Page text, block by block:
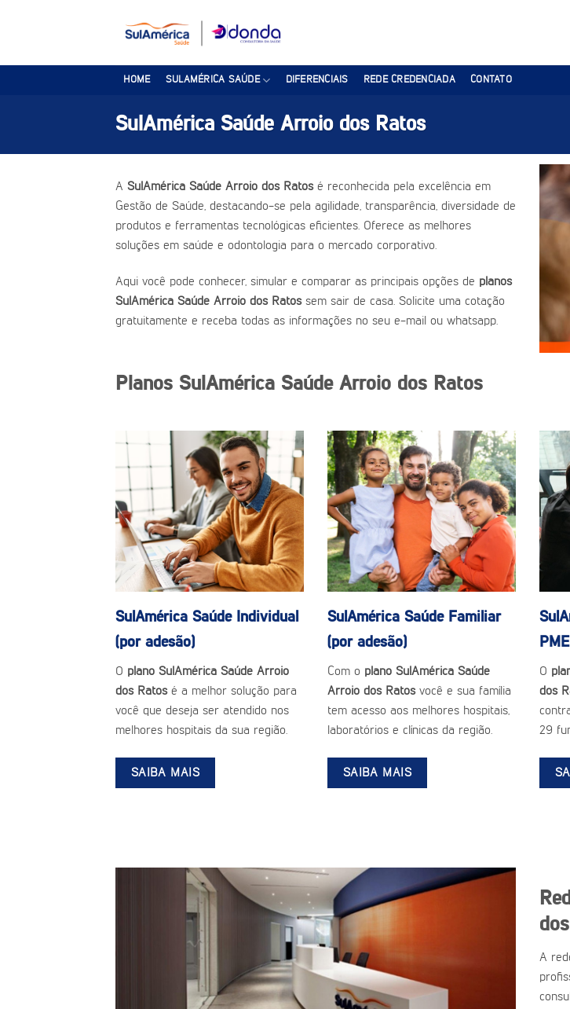
HOME SULAMÉRICA SAÚDE DIFERENCIAIS REDE CREDENCIADA CONTATO
SulAmérica Saúde Arroio dos Ratos
A SulAmérica Saúde Arroio dos Ratosé reconhecida pela excelência em
Gestão de Saúde, destacando-se pela agilidade, transparência, diversidade de
produtos e ferramentas tecnológicas eficientes. Oferece as melhores
soluções em saúde e odontologia para o mercado corporativo.
Aqui você pode conhecer, simular e comparar as principais opções de planos
SulAmérica Saúde Arroio dos Ratos sem sair de casa. Solicite uma cotação
gratuitamente e receba todas as informações no seu e-mail ou whatsapp.
Planos SulAmérica Saúde Arroio dos Ratos
SulAmérica Saúde Individual
(por adesão)
O plano SulAmérica Saúde Arroio
dos Ratosé a melhor solução para
você que deseja ser atendido nos
melhores hospitais da sua região.
SAIBA MAIS
SulAmérica Saúde Familiar
(por adesão)
Com o plano SulAmérica Saúde
Arroio dos Ratos você e sua família
tem acesso aos melhores hospitais,
laboratórios e clínicas da região.
SAIBA MAIS
PME
O
dos
29
A